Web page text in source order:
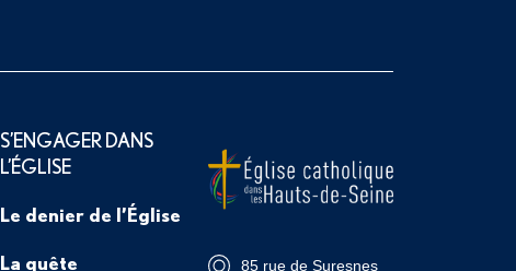
S’ENGAGER DANS
L’ÉGLISE
Le denier de l’Église
La quête
85 rue de Suresnes